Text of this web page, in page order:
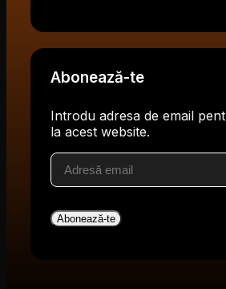
Abonează-te
Introdu adresa de email
la acest website.
Adresă
email
Abonează-te